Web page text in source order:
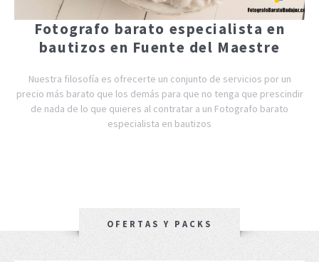
Fotografo barato especialista en
bautizos en Fuente del Maestre
Nuestra filosofía es ofrecerte un conjunto de servicios por un
precio más barato que los demás para que no tenga que prescindir
de nada de lo que quieres al contratar a un Fotografo barato
especialista en bautizos
OFERTAS Y PACKS